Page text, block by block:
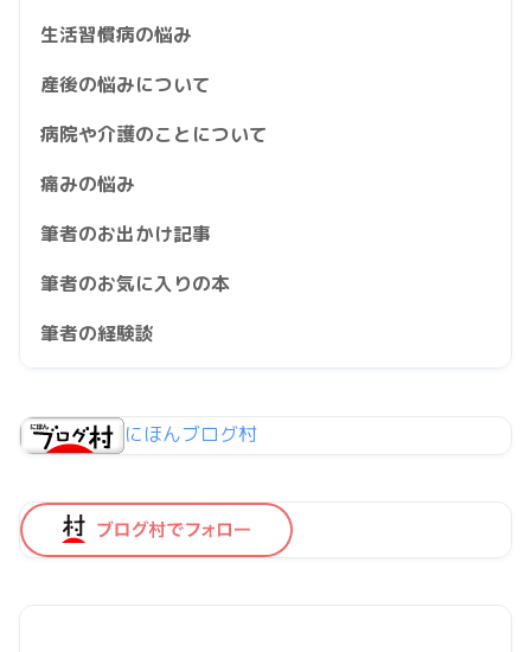
生活習慣病の悩み
産後の悩みについて
病院や介護のことについて
痛みの悩み
筆者のお出かけ記事
筆者のお気に入りの本
筆者の経験談
にほんブログ村